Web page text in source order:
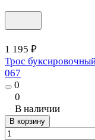
1 195 ₽
Трос
067
0
0
В наличии
В корзину